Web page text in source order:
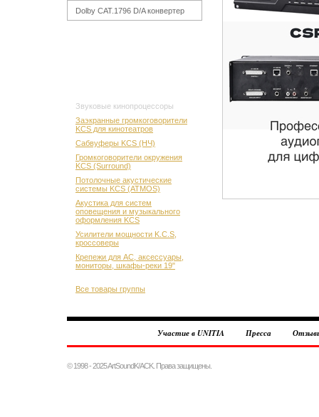
Dolby CAT.1796 D/A конвертер
Звуковые кинопроцессоры
Заэкранные громкоговорители
KCS для кинотеатров
Сабвуферы KCS (НЧ)
Громкоговорители окружения
KCS (Surround)
Потолочные акустические
системы KCS (ATMOS)
Акустика для систем
оповещения и музыкального
оформления KCS
Усилители мощности K.C.S,
кроссоверы
Крепежи для АС, аксессуары,
мониторы, шкафы-реки 19"
Все товары группы
Участие в UNITIA Пресса
© 1998 - 2025 ArtSoundK/ACK. Права защищены.